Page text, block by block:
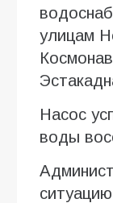
улицам
Насос
воды